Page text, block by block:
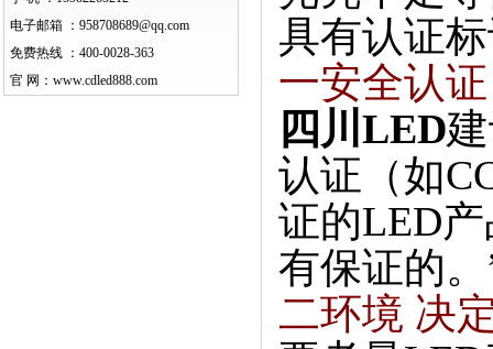
电子邮箱 ： 958708689@qq.com
免费热线 ： 400-0028-363
官 网： www.cdled888.com
具有认证
一安全认
四川LED
认证（如
证的LED
有保证的
二环境 决